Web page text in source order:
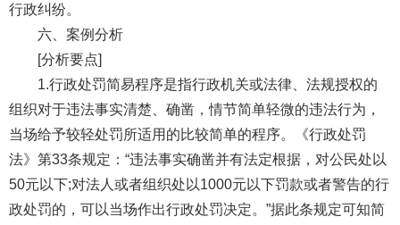
行政纠纷。
六、案例分析
[分析要点]
1.行政处罚简易程序是指行政机关或法律、法规授权的
组织对于违法事实清楚、确凿，情节简单轻微的违法行为，
当场给予较轻处罚所适用的比较简单的程序。《行政处罚
法》第33条规定：“违法事实确凿并有法定根据，对公民处以
50元以下;对法人或者组织处以1000元以下罚款或者警告的行
政处罚的，可以当场作出行政处罚决定。”据此条规定可知简